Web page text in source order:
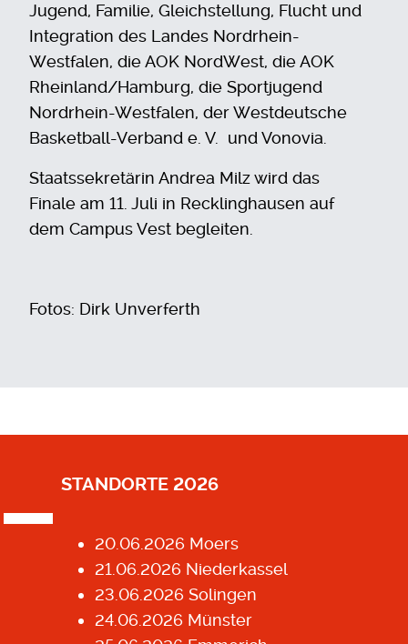
Jugend, Familie, Gleichstellung, Flucht und
Integration des Landes Nordrhein-
Westfalen, die AOK NordWest, die AOK
Rheinland/Hamburg, die Sportjugend
Nordrhein-Westfalen, der Westdeutsche
Basketball-Verband e. V. und Vonovia.
Staatssekretärin Andrea Milz wird das
Finale am 11. Juli in Recklinghausen auf
dem Campus Vest begleiten.
Fotos: Dirk Unverferth
STANDORTE 2026
20.06.2026 Moers
21.06.2026 Niederkassel
23.06.2026 Solingen
24.06.2026 Münster